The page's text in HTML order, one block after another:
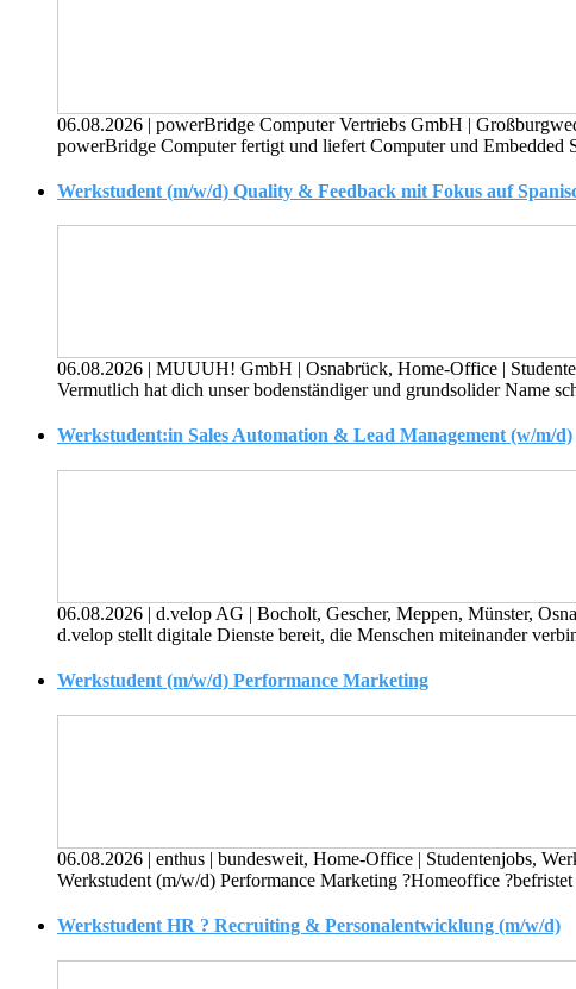
06.08.2026 | powerBridge Computer Vertriebs GmbH |
powerBridge Computer fertigt und liefert Computer und
Werkstudent (m/w/d) Quality & Feedback mit Fokus auf
06.08.2026 MUUUH! GmbH Osnabrück, Home-Office
Vermutlich hat dich unser bodenständiger und grundsolider Name
Werkstudent:in Sales Automation & Lead Management (w/m/d)
06.08.2026 | d.velop AG | Bocholt, Gescher, Meppen, Münster,
d.velop stellt digitale Dienste bereit, die Menschen miteinander
Werkstudent (m/w/d) Performance Marketing
06.08.2026 | enthus | bundesweit, Home-Office | Studentenjobs,
Werkstudent (m/w/d) Performance Marketing ?Homeoffice
Werkstudent HR ? Recruiting & Personalentwicklung (m/w/d)